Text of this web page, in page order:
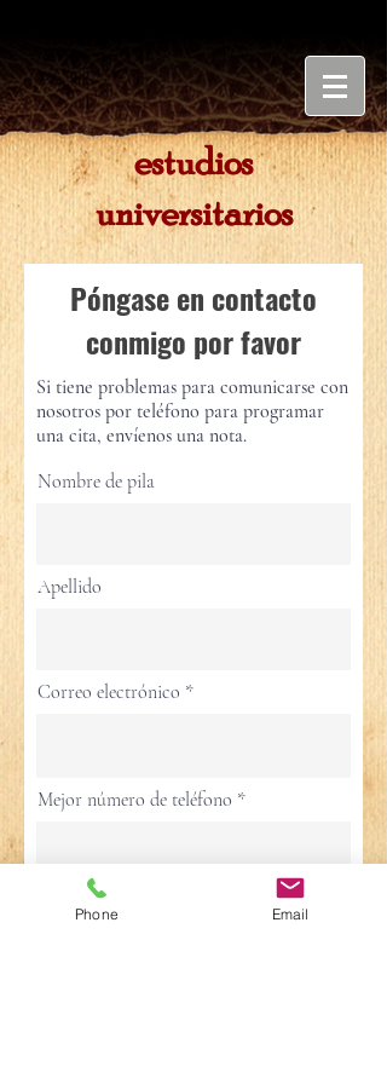
estudios
universitarios
Póngase en contacto
conmigo por favor
Si tiene problemas para comunicarse con
nosotros por teléfono para programar
una cita, envíenos una nota.
Nombre de pila
Apellido
Correo electrónico
Mejor número de teléfono
EscuelaPhone Email